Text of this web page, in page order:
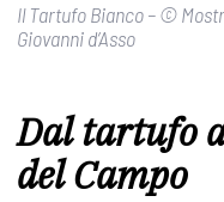
Il Tartufo Bianco – ©
Giovanni d’Asso
Dal tartufo
del Campo